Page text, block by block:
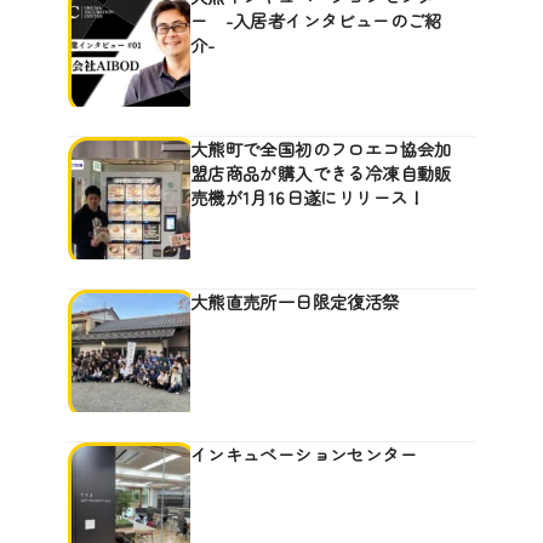
ー -入居者インタビューのご紹
介-
大熊町で全国初のフロエコ協会加
盟店商品が購入できる冷凍自動販
売機が1月16日遂にリリース！
大熊直売所一日限定復活祭
インキュベーションセンター